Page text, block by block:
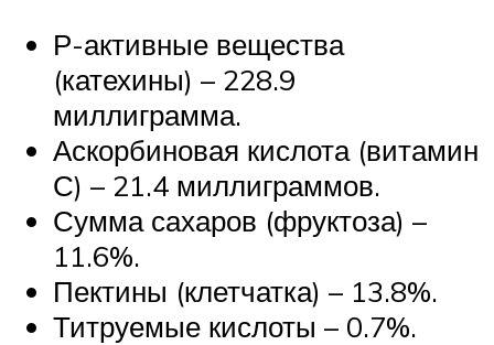
Р-активные вещества
(катехины) – 228.9
миллиграмма.
Аскорбиновая кислота (витамин
С) – 21.4 миллиграммов.
Сумма сахаров (фруктоза) –
11.6%.
Пектины (клетчатка) – 13.8%.
Титруемые кислоты – 0.7%.